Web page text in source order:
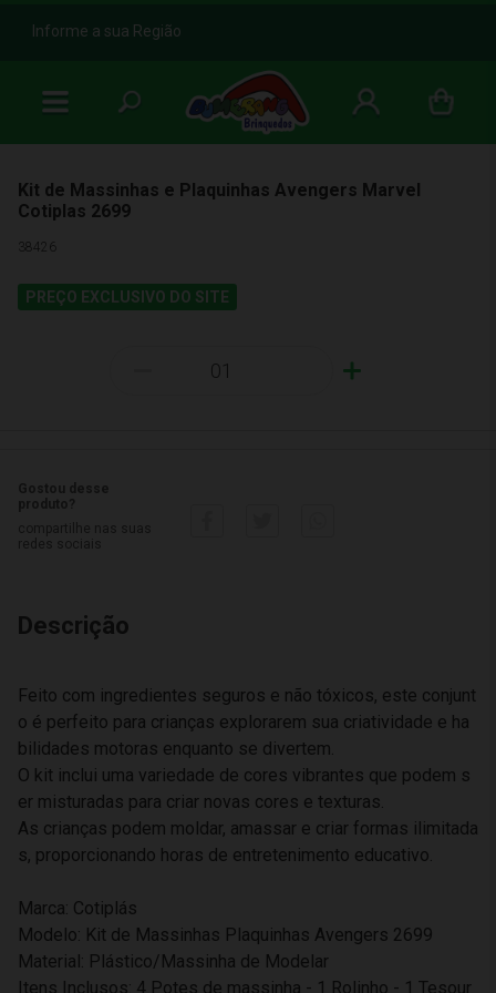
b
Informe a sua Região
Kit de Massinhas e Plaquinhas Avengers Marvel
Cotiplas 2699
38426
PREÇO EXCLUSIVO DO SITE
+
Descrição
Feito com ingredientes seguros e não tóxicos, este conjunt
o é perfeito para crianças explorarem sua criatividade e ha
bilidades motoras enquanto se divertem.
O kit inclui uma variedade de cores vibrantes que podem s
er misturadas para criar novas cores e texturas.
As crianças podem moldar, amassar e criar formas ilimitada
s, proporcionando horas de entretenimento educativo.
Marca: Cotiplás
Modelo: Kit de Massinhas Plaquinhas Avengers 2699
Material: Plástico/Massinha de Modelar
Itens Inclusos: 4 Potes de massinha - 1 Rolinho - 1 Tesour